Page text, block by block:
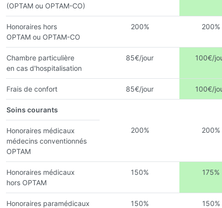
(OPTAM ou OPTAM-CO)
Honoraires hors
OPTAM ou OPTAM-CO
200% 200%
Chambre particulière
en cas d'hospitalisation
85€/jour 100€/
Frais de confort 85€/jour 100€/
Soins courants
Honoraires médicaux
médecins conventionnés
OPTAM
200% 200%
Honoraires médicaux
hors OPTAM
150% 175%
Honoraires paramédicaux 150% 150%